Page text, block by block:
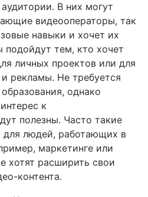
В них могут
видеооператоры, так
навыки и хочет их
подойдут тем, кто хочет
личных проектов или для
рекламы. Не требуется
однако
к
полезны. Часто такие
для людей, работающих в
маркетинге или
хотят расширить свои
контента.